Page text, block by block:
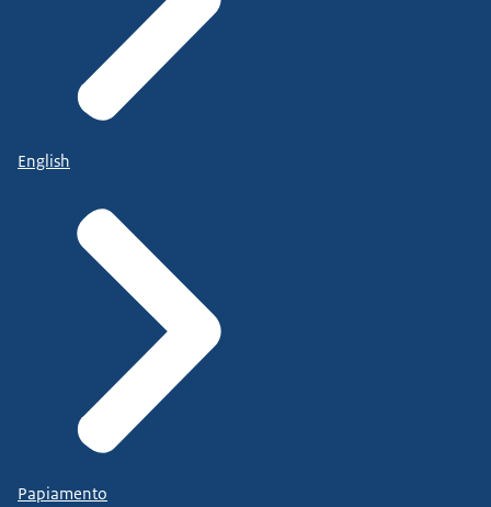
English
Papiamento